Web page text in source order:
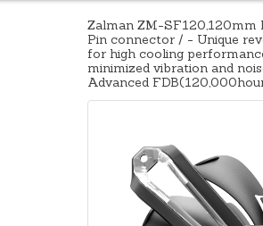
Zalman ZM-SF120,120mm
Pin connector / - Unique
for high cooling
minimized vibration and
Advanced